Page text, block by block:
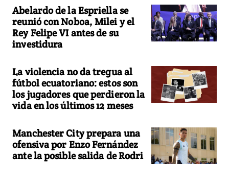
Abelardo de la Espriella se
reunió con Noboa, Milei y el
Rey Felipe VI antes de su
investidura
La violencia no da tregua al
fútbol ecuatoriano: estos son
los jugadores que perdieron la
vida en los últimos 12 meses
Manchester City prepara una
ofensiva por Enzo Fernández
ante la posible salida de Rodri